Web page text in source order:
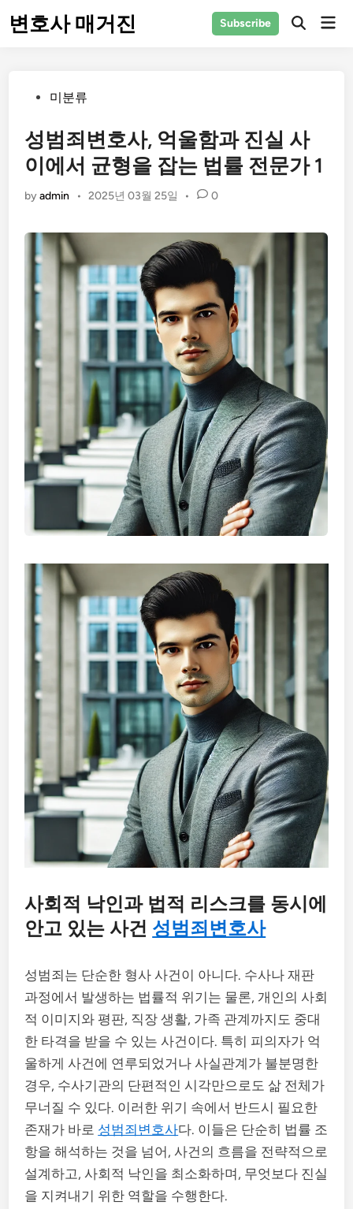
변호사 매거진 Subscribe
Posted미분류
성범죄변호사, 억울함과 진실 사
이에서 균형을 잡는 법률 전문가 1
byadmin • 2025년 03월 25일 • 0
사회적 낙인과 법적 리스크를 동시에
안고 있는 사건 성범죄변호사
성범죄는 단순한 형사 사건이 아니다. 수사나 재판
과정에서 발생하는 법률적 위기는 물론, 개인의 사회
적 이미지와 평판, 직장 생활, 가족 관계까지도 중대
한 타격을 받을 수 있는 사건이다. 특히 피의자가 억
울하게 사건에 연루되었거나 사실관계가 불분명한
경우, 수사기관의 단편적인 시각만으로도 삶 전체가
무너질 수 있다. 이러한 위기 속에서 반드시 필요한
존재가 바로 성범죄변호사다. 이들은 단순히 법률 조
항을 해석하는 것을 넘어, 사건의 흐름을 전략적으로
설계하고, 사회적 낙인을 최소화하며, 무엇보다 진실
을 지켜내기 위한 역할을 수행한다.